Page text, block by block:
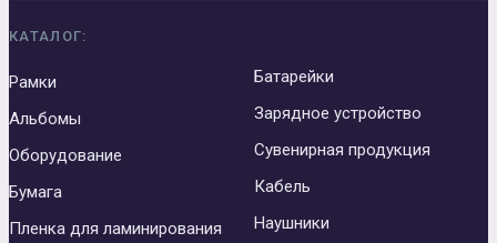
КАТАЛОГ:
Рамки
Альбомы
Оборудование
Бумага
Пленка для ламинирования
Батарейки
Зарядное устройство
Сувенирная продукция
Кабель
Наушники